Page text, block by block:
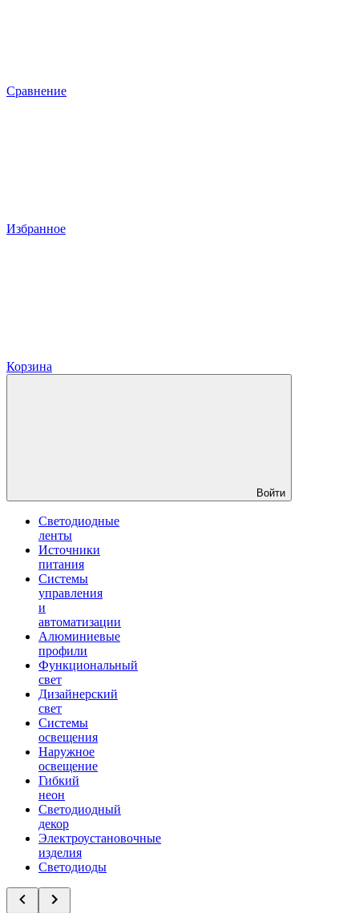
Сравнение
Избранное
Корзина
Войти
Светодиодные
ленты
Источники
питания
Системы
управления
и
автоматизации
Алюминиевые
профили
Функциональный
свет
Дизайнерский
свет
Системы
освещения
Наружное
освещение
Гибкий
неон
Светодиодный
декор
Электроустановочные
изделия
Светодиоды